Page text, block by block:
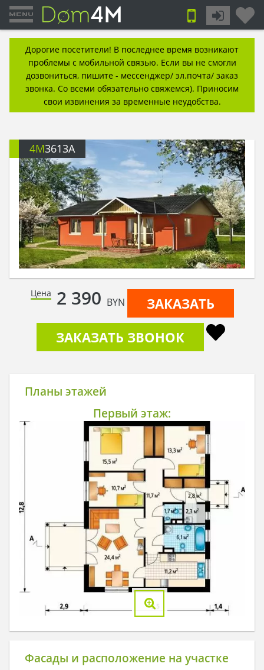
Дорогие посетители! В последнее время возникают
проблемы с мобильной связью. Если вы не смогли
дозвониться, пишите - мессенджер/ эл.почта/ заказ
звонка. Со всеми обязательно свяжемся). Приносим
свои извинения за временные неудобства.
4M3613A
Цена 2 390 BYN
ЗАКАЗАТЬ
ЗАКАЗАТЬ ЗВОНОК
Планы этажей
Первый этаж:
Фасады и расположение на участке